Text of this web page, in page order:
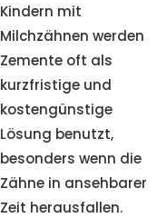
Kindern mit
Milchzähnen werden
Zemente oft als
kurzfristige und
kostengünstige
Lösung benutzt,
besonders wenn die
Zähne in ansehbarer
Zeit herausfallen.